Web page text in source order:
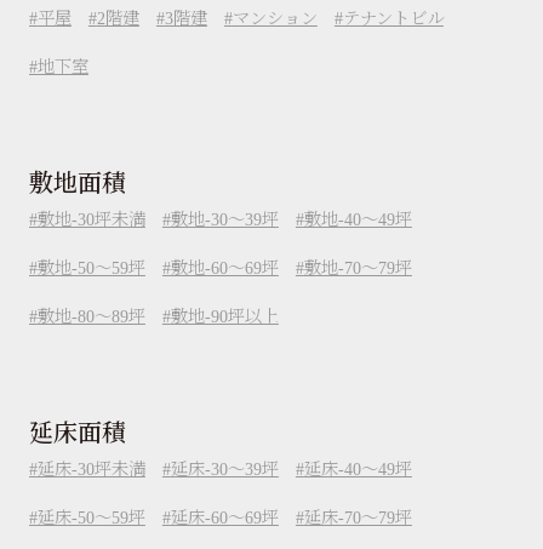
平屋 2階建 3階建 マンション テナントビル
地下室
敷地面積
敷地-30坪未満 敷地-30～39坪 敷地-40～49坪
敷地-50～59坪 敷地-60～69坪 敷地-70～79坪
敷地-80～89坪 敷地-90坪以上
延床面積
延床-30坪未満 延床-30～39坪 延床-40～49坪
延床-50～59坪 延床-60～69坪 延床-70～79坪